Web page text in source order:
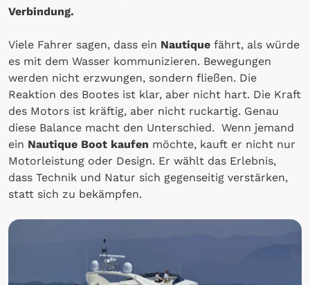
Verbindung.
Viele Fahrer sagen, dass ein Nautique fährt, als würde
es mit dem Wasser kommunizieren. Bewegungen
werden nicht erzwungen, sondern fließen. Die
Reaktion des Bootes ist klar, aber nicht hart. Die Kraft
des Motors ist kräftig, aber nicht ruckartig. Genau
diese Balance macht den Unterschied. Wenn jemand
ein Nautique Boot kaufen möchte, kauft er nicht nur
Motorleistung oder Design. Er wählt das Erlebnis,
dass Technik und Natur sich gegenseitig verstärken,
statt sich zu bekämpfen.